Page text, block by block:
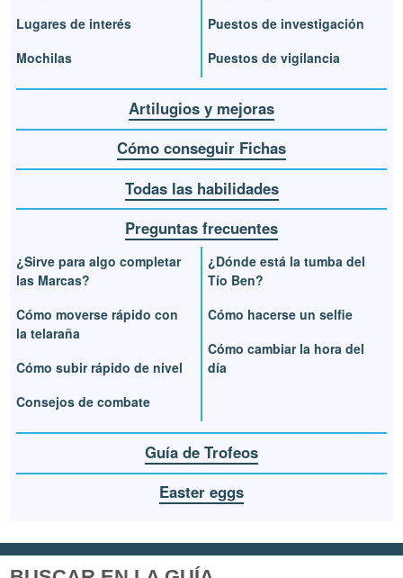
Lugares de interés
Mochilas
Puestos de investigación
Puestos de vigilancia
Artilugios y mejoras
Cómo conseguir Fichas
Todas las habilidades
Preguntas frecuentes
¿Sirve para algo completar
las Marcas?
Cómo moverse rápido con
la telaraña
Cómo subir rápido de nivel
Consejos de combate
¿Dónde está la tumba del
Tío Ben?
Cómo hacerse un selfie
Cómo cambiar la hora del
día
Guía de Trofeos
Easter eggs